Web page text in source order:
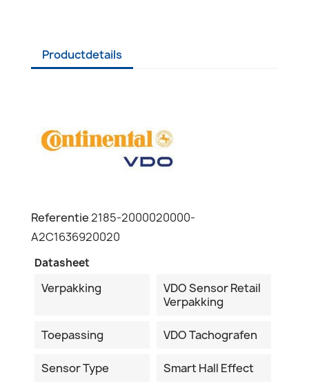
Productdetails
Referentie2185-2000020000-
A2C1636920020
Datasheet
Verpakking
VDO Sensor Retail
Verpakking
Toepassing VDO Tachografen
Sensor Type Smart Hall Effect